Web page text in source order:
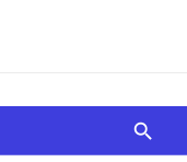
chocolats… On
tomber !